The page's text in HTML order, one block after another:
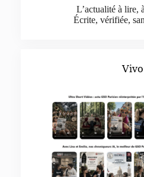
L’actualité à lire,
Écrite, vérifiée,
Vivo